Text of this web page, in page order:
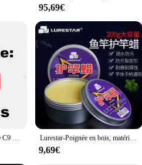
95,69€
Lurestar-Moulinet de pêche C9 Baitcasting ultraléger, double bobine, corps en fibre de carbone, 11 + 1bb, ancien guide spécial, 154g Lurestar-Poignée en bois, matériaux naturels, 200g
9,69€